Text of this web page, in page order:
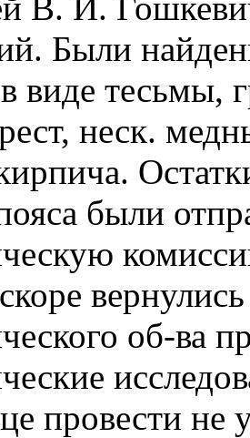
Были
виде тесьмы,
неск.
были
об-
провести не